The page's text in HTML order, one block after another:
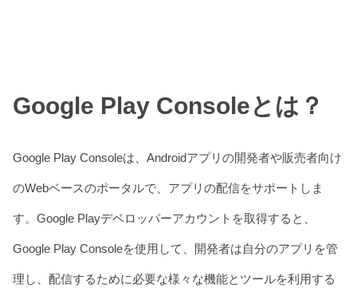
Google Play Consoleとは？
Google Play Consoleは、Androidアプリの開発者や販売者向け
のWebベースのポータルで、アプリの配信をサポートしま
す。Google Playデベロッパーアカウントを取得すると、
Google Play Consoleを使用して、開発者は自分のアプリを管
理し、配信するために必要な様々な機能とツールを利用する